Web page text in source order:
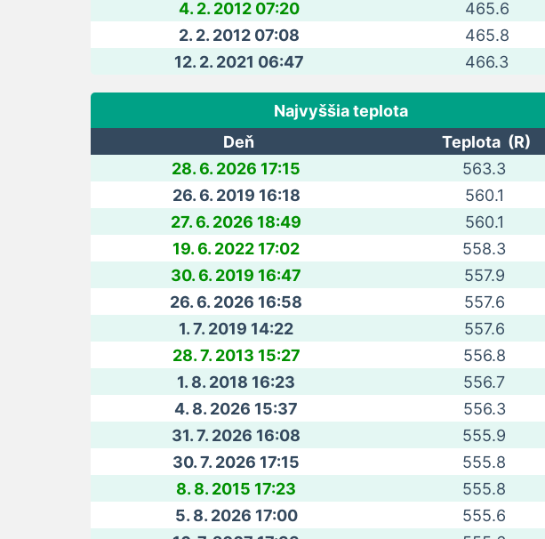
4. 2. 2012 07:20
465.6
2. 2. 2012 07:08
465.8
12. 2. 2021 06:47
466.3
Najvyššia teplota
Deň
Teplota (R)
28. 6. 2026 17:15
563.3
26. 6. 2019 16:18
560.1
27. 6. 2026 18:49
560.1
19. 6. 2022 17:02
558.3
30. 6. 2019 16:47
557.9
26. 6. 2026 16:58
557.6
1. 7. 2019 14:22
557.6
28. 7. 2013 15:27
556.8
1. 8. 2018 16:23
556.7
4. 8. 2026 15:37
556.3
31. 7. 2026 16:08
555.9
30. 7. 2026 17:15
555.8
8. 8. 2015 17:23
555.8
5. 8. 2026 17:00
555.6